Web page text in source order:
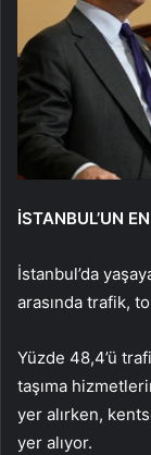
İSTANBUL’UN
İstanbul’da
arasında trafik,
Yüzde 48,4’ü
taşıma
yer alırken,
yer alıyor.